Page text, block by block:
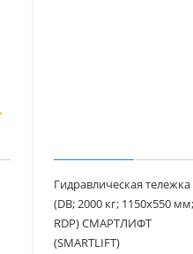
Гидравлическая тележка
(DB; 2000 кг; 1150х550 мм;
RDP) СМАРТЛИФТ
(SMARTLIFT)